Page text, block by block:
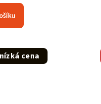
cena